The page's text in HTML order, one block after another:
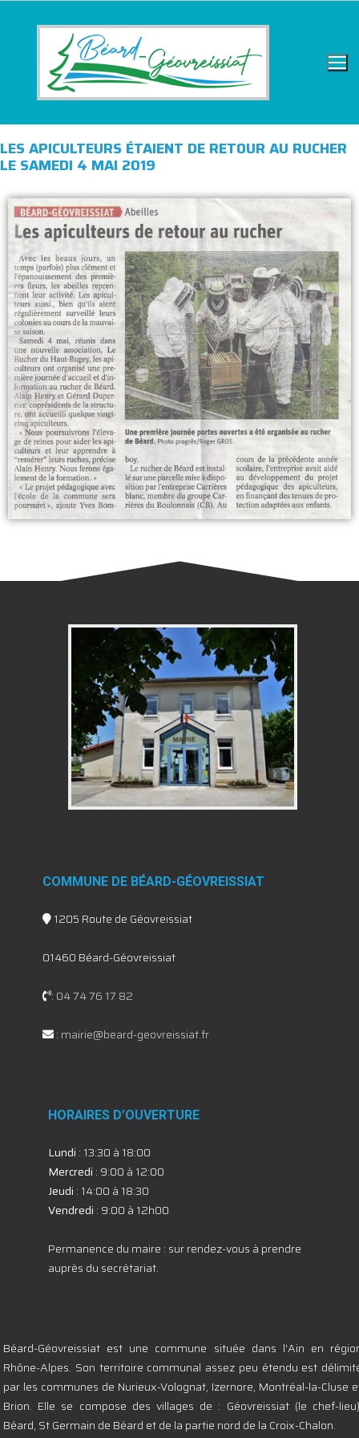
LES APICULTEURS ÉTAIENT DE RETOUR AU RUCHER
LE SAMEDI 4 MAI 2019
COMMUNE DE BÉARD-GÉOVREISSIAT
1205 Route de Géovreissiat
01460 Béard-Géovreissiat
: 04 74 76 17 82
: mairie@beard-geovreissiat.fr
HORAIRES D’OUVERTURE
Lundi : 13:30 à 18:00
Mercredi : 9:00 à 12:00
Jeudi : 14:00 à 18:30
Vendredi : 9:00 à 12h00
Permanence du maire : sur rendez-vous à prendre
auprès du secrétariat.
Béard-Géovreissiat est une commune située dans l'Ain en
Rhône-Alpes. Son territoire communal assez peu étendu est
par les communes de Nurieux-Volognat, Izernore, Montréal-la-Cluse
Brion. Elle se compose des villages de : Géovreissiat (le chef-
Béard, St Germain de Béard et de la partie nord de la Croix-Chalon.